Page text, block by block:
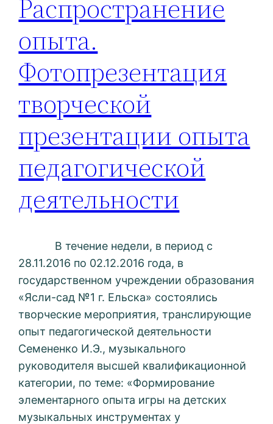
Распространение
опыта.
Фотопрезентация
творческой
презентации опыта
педагогической
деятельности
В течение недели, в период с
28.11.2016 по 02.12.2016 года, в
государственном учреждении образования
«Ясли-сад №1 г. Ельска» состоялись
творческие мероприятия, транслирующие
опыт педагогической деятельности
Семененко И.Э., музыкального
руководителя высшей квалификационной
категории, по теме: «Формирование
элементарного опыта игры на детских
музыкальных инструментах у